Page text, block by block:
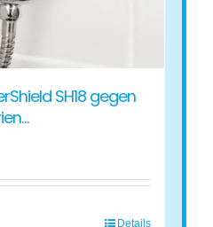
SH18 gegen
Details